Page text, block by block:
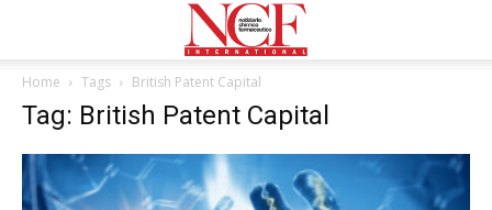
Home Tags British Patent Capital
Tag: British Patent Capital